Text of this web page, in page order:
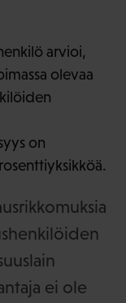
arvioi,
olevaa
on
ei ole